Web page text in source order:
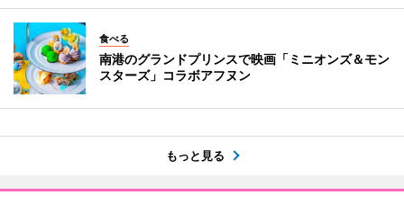
食べる
南港のグランドプリンスで映画「ミニオンズ＆モン
スターズ」コラボアフヌン
もっと見る